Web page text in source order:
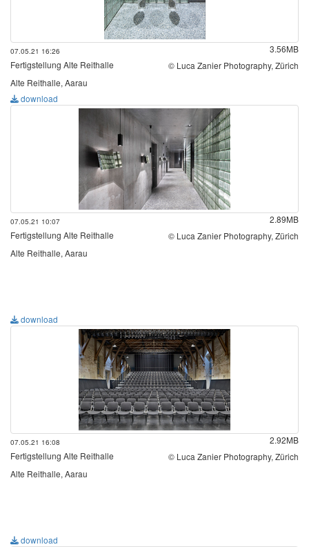
07.05.21 16:26
3.56MB
© Luca Zanier Photography, Zürich
Fertigstellung Alte Reithalle
Alte Reithalle, Aarau
download
07.05.21 10:07
2.89MB
© Luca Zanier Photography, Zürich
Fertigstellung Alte Reithalle
Alte Reithalle, Aarau
download
07.05.21 16:08
2.92MB
© Luca Zanier Photography, Zürich
Fertigstellung Alte Reithalle
Alte Reithalle, Aarau
download